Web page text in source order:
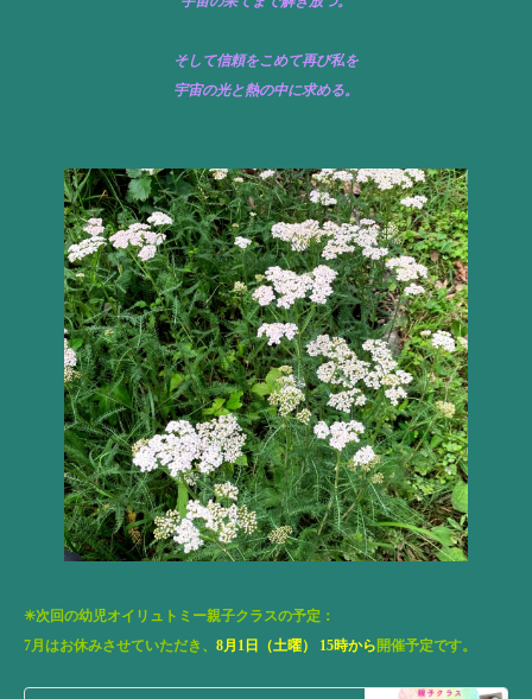
そして信頼をこめて再び私を
宇宙の光と熱の中に求める。
✳︎次回の幼児オイリュトミー親子クラスの予定：
7月はお休みさせていただき、 8月1日（土曜） 15時から 開催予定です。